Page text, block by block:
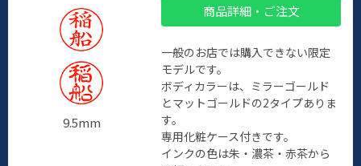
9.5mm
商品詳細・ご注文
一般のお店では購入できない限定
モデルです。
ボディカラーは、ミラーゴールド
とマットゴールドの2タイプありま
す。
専用化粧ケース付きです。
インクの色は朱・濃茶・赤茶から